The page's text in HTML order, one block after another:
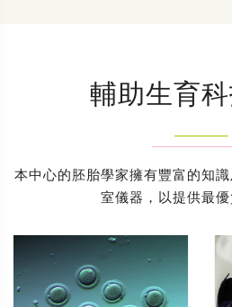
輔助生育
本中心的胚胎學家擁有豐富的知
室儀器，以提供最優